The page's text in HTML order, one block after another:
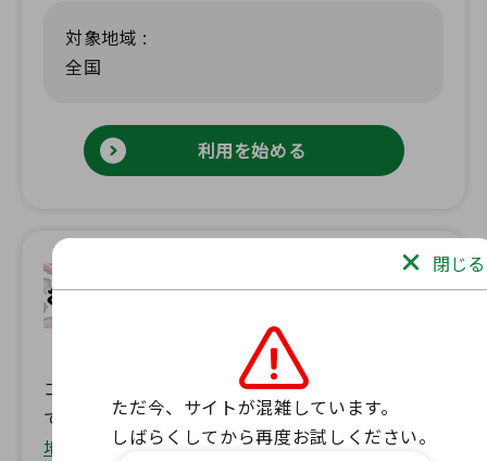
貯まったポイントは県産品やデジタルギフトと交
換可能！日常の中で地域の魅力を満喫しながら、
リ、福島県環境アプリ ※2：対応市町村に限りま
対象地域 :
全国
利用を始める
地域コミュニケーションサービ
『あいべあ』は、会津若松市が提供する、地域の
コミュニケーションを活発にするためのサービス
です。消防団やこどもクラブ、町内会、サーク
ル、グループなどの連絡網や情報共有ツールとし
地域コミュニケーションサービス『あいべあ』の
閉じる
ただ今、サイトが混雑しています。
しばらくしてから再度お試しください。